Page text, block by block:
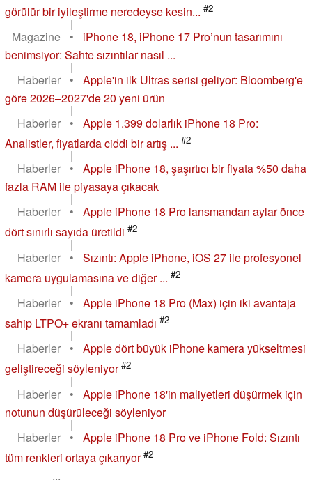
görülür bir iyileştirme neredeyse kesin... #2
|
Magazine
•
iPhone 18, iPhone 17 Pro’nun tasarımını
benimsiyor: Sahte sızıntılar nasıl ...
|
Haberler
•
Apple'in ilk Ultras serisi geliyor: Bloomberg'e
göre 2026–2027'de 20 yeni ürün
|
Haberler
•
Apple 1.399 dolarlık iPhone 18 Pro:
Analistler, fiyatlarda ciddi bir artış ... #2
|
Haberler
•
Apple iPhone 18, şaşırtıcı bir fiyata %50 daha
fazla RAM ile piyasaya çıkacak
|
Haberler
•
Apple iPhone 18 Pro lansmandan aylar önce
dört sınırlı sayıda üretildi #2
|
Haberler
•
Sızıntı: Apple iPhone, iOS 27 ile profesyonel
kamera uygulamasına ve diğer ... #2
|
Haberler
•
Apple iPhone 18 Pro (Max) için iki avantaja
sahip LTPO+ ekranı tamamladı #2
|
Haberler
•
Apple dört büyük iPhone kamera yükseltmesi
geliştireceği söyleniyor #2
|
Haberler
•
Apple iPhone 18'in maliyetleri düşürmek için
notunun düşürüleceği söyleniyor
|
Haberler
•
Apple iPhone 18 Pro ve iPhone Fold: Sızıntı
tüm renkleri ortaya çıkarıyor #2
...